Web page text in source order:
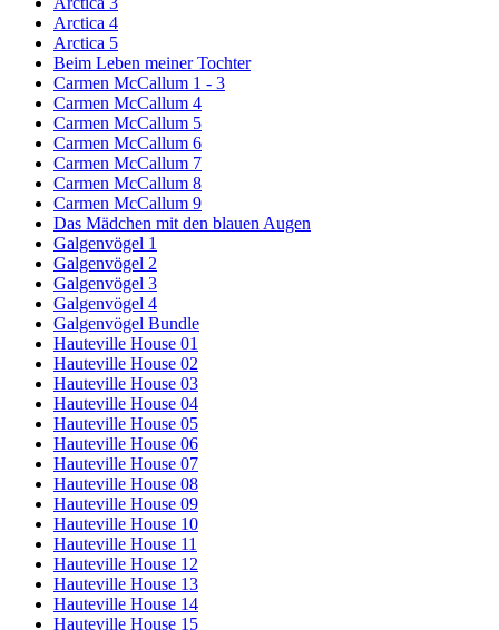
Arctica 4
Arctica 5
Beim Leben meiner Tochter
Carmen McCallum 1 - 3
Carmen McCallum 4
Carmen McCallum 5
Carmen McCallum 6
Carmen McCallum 7
Carmen McCallum 8
Carmen McCallum 9
Das Mädchen mit den blauen Augen
Galgenvögel 1
Galgenvögel 2
Galgenvögel 3
Galgenvögel 4
Galgenvögel Bundle
Hauteville House 01
Hauteville House 02
Hauteville House 03
Hauteville House 04
Hauteville House 05
Hauteville House 06
Hauteville House 07
Hauteville House 08
Hauteville House 09
Hauteville House 10
Hauteville House 11
Hauteville House 12
Hauteville House 13
Hauteville House 14
Hauteville House 15